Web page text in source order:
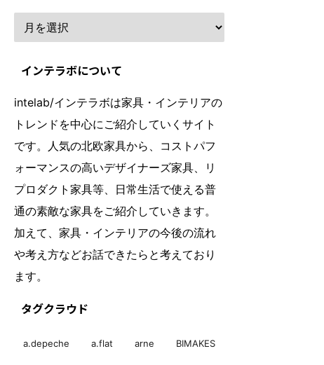
インテラボについて
intelab/インテラボは家具・インテリアの
トレンドを中心にご紹介していくサイト
です。人気の北欧家具から、コストパフ
ォーマンスの高いデザイナーズ家具、リ
プロダクト家具等、日常生活で使える普
通の素敵な家具をご紹介していきます。
加えて、家具・インテリアの今後の流れ
や考え方などお話できたらと考えており
ます。
タグクラウド
a.depeche a.flat arne BIMAKES